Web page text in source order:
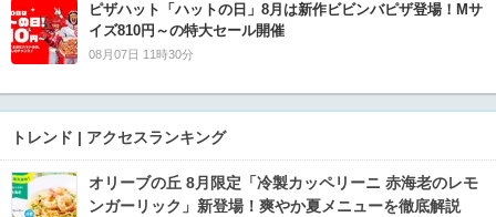
ピザハット「ハットの日」8月は新作ビビンバピザ登場！Mサ
イズ810円～の特大セール開催
08月07日 11時30分
トレンド | アクセスランキング
オリーブの丘 8月限定「冷製カッペリーニ 赤海老のレモ
ンガーリック」新登場！爽やか夏メニューを徹底解説